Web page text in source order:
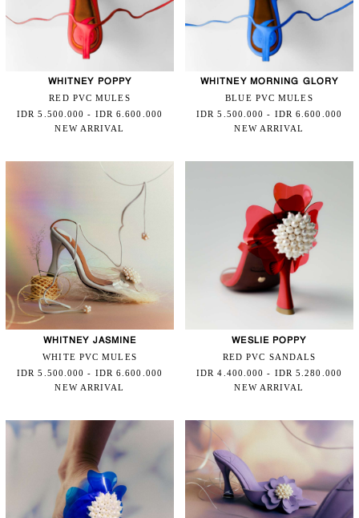
WHITNEY POPPY
RED PVC MULES
IDR 5.500.000 - IDR 6.600.000
NEW ARRIVAL
WHITNEY MORNING GLORY
BLUE PVC MULES
IDR 5.500.000 - IDR 6.600.000
NEW ARRIVAL
WHITNEY JASMINE
WHITE PVC MULES
IDR 5.500.000 - IDR 6.600.000
NEW ARRIVAL
WESLIE POPPY
RED PVC SANDALS
IDR 4.400.000 - IDR 5.280.000
NEW ARRIVAL